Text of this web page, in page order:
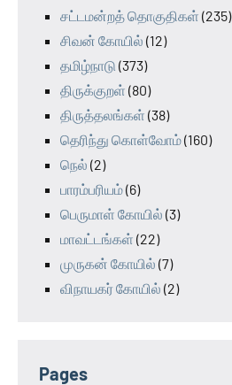
சட்டமன்றத் தொகுதிகள் (235)
சிவன் கோயில் (12)
தமிழ்நாடு (373)
திருக்குறள் (80)
திருத்தலங்கள் (38)
தெரிந்து கொள்வோம்(160)
நெல் (2)
பாரம்பரியம்(6)
பெருமாள் கோயில் (3)
மாவட்டங்கள் (22)
முருகன் கோயில் (7)
விநாயகர் கோயில் (2)
Pages